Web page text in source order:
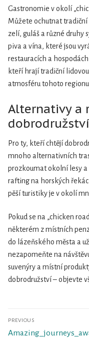
Gastronomie v okolí
Můžete ochutnat
zelí, guláš a různé druhy
piva a vína, které jsou
restauracích a
kteří hrají tradiční
atmosféru tohoto
Alternativy a
dobrodružství
Pro ty, kteří chtějí
mnoho alternativních
prozkoumat okolní lesy a
rafting na horských
pěší turistiky je v okolí
Pokud se na „chicken
některém z místních
do lázeňského města a
nezapomeňte na
suvenýry a místní
dobrodružství – objevte
Navegación
de
PREVIOUS
Previous